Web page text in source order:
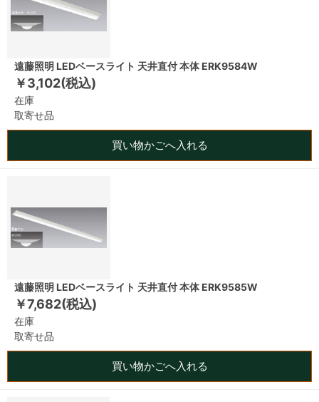
遠藤照明 LEDベースライト 天井直付 本体 ERK9584W
￥3,102(税込)
在庫
取寄せ品
買い物かごへ入れる
遠藤照明 LEDベースライト 天井直付 本体 ERK9585W
￥7,682(税込)
在庫
取寄せ品
買い物かごへ入れる